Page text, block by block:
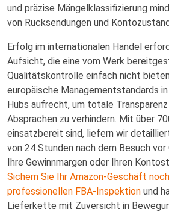
und präzise Mängelklassifizierung
von Rücksendungen und
Erfolg im internationalen Handel
Aufsicht, die eine vom Werk
Qualitätskontrolle einfach nicht
europäische Managementstandards
Hubs aufrecht, um totale
Absprachen zu verhindern. Mit über
einsatzbereit sind, liefern wir
von 24 Stunden nach dem Besuch vor
Ihre Gewinnmargen oder Ihren
Sichern Sie Ihr Amazon-Geschäft
professionellen FBA-Inspektion und
Lieferkette mit Zuversicht in